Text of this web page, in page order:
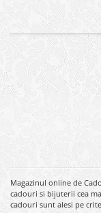
Magazinul online de
cadouri si bijuterii cea
cadouri sunt alesi pe